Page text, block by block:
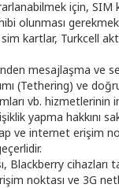
için, SIM
olunması
kartlar, Turkcell
mesajlaşma ve
(Tethering) ve
vb.
yapma hakkını
ve internet erişim
Blackberry cihazları
noktası ve 3G